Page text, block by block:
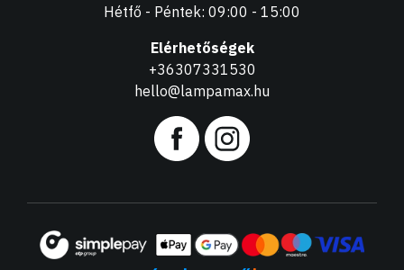
Hétfő - Péntek: 09:00 - 15:00
Elérhetőségek
+36307331530
hello@lampamax.hu